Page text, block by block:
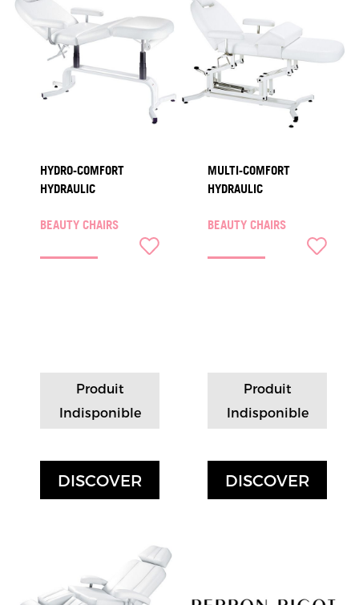
HYDRO-COMFORT
HYDRAULIC
BEAUTY CHAIRS
Produit
Indisponible
DISCOVER
MULTI-COMFORT
HYDRAULIC
BEAUTY CHAIRS
Produit
Indisponible
DISCOVER